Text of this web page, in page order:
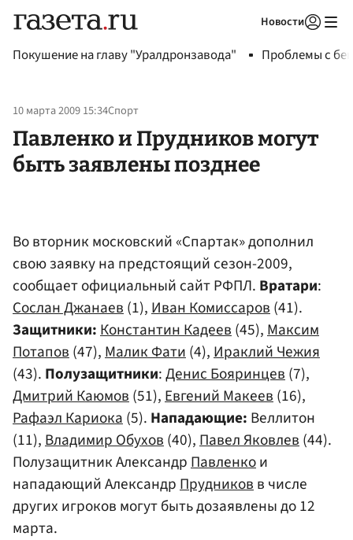
Новости
Покушение на главу "Уралдронзавода" Проблемы с
10 марта 2009 15:34Спорт
Павленко и Прудников могут
быть заявлены позднее
Во вторник московский «Спартак» дополнил
свою заявку на предстоящий сезон-2009,
сообщает официальный сайт РФПЛ. Вратари:
Сослан Джанаев(1),Иван Комиссаров(41).
Защитники:Константин Кадеев(45),Максим
Потапов(47),Малик Фати(4),Ираклий Чежия
(43). Полузащитники:Денис Бояринцев(7),
Дмитрий Каюмов(51),Евгений Макеев(16),
Рафаэл Кариока(5). Нападающие: Веллитон
(11),Владимир Обухов(40),Павел Яковлев(44).
Полузащитник АлександрПавленкои
нападающий АлександрПрудниковв числе
других игроков могут быть дозаявлены до 12
марта.